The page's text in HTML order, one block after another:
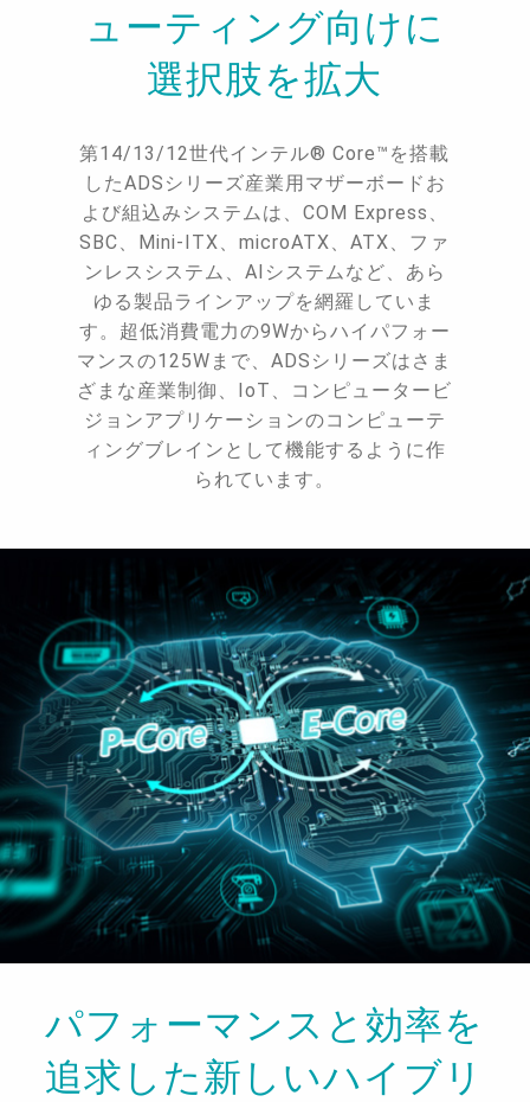
ューティング向けに
選択肢を拡大
第14/13/12世代インテル® Core™を搭載
したADSシリーズ産業用マザーボードお
よび組込みシステムは、COM Express、
SBC、Mini-ITX、microATX、ATX、ファ
ンレスシステム、AIシステムなど、あら
ゆる製品ラインアップを網羅していま
す。超低消費電力の9Wからハイパフォー
マンスの125Wまで、ADSシリーズはさま
ざまな産業制御、IoT、コンピュータービ
ジョンアプリケーションのコンピューテ
ィングブレインとして機能するように作
られています。
パフォーマンスと効率を
追求した新しいハイブリ